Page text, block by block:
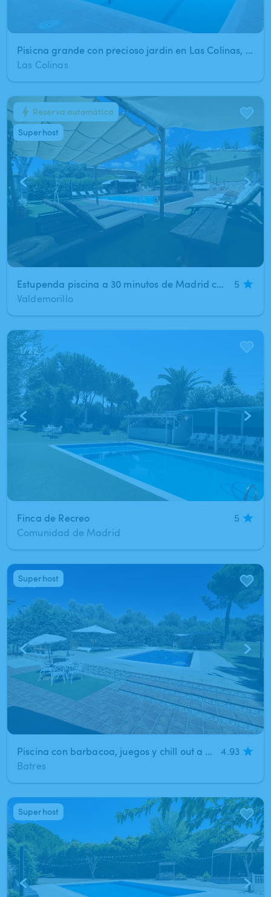
Pisicna grande con precioso jardin en Las Colinas, Madrid
Las Colinas
1/21
Estupenda piscina a 30 minutos de Madrid centro (Valdemorillo)
5
Valdemorillo
Reserva automática
Superhost
1/22
Finca de Recreo
5
Comunidad de Madrid
1/15
Piscina con barbacoa, juegos y chill out a 30 minutos del centro de Madrid.
4.93
Batres
Superhost
1/40
Superhost